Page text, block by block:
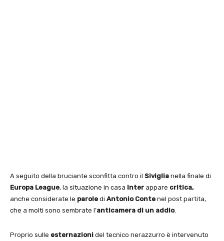
A seguito della bruciante sconfitta contro il Siviglia nella finale di
Europa League, la situazione in casa Inter appare critica,
anche considerate le parole di Antonio Conte nel post partita,
che a molti sono sembrate l’anticamera di un addio.
Proprio sulle esternazioni del tecnico nerazzurro è intervenuto